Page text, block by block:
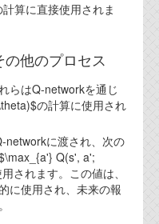
ジから
算に直接使用されま
他のプロセス
らはQ-networkを通じ
の計算に使用され
networkに渡され、次の
Q(s', a';
されます。この値は、
に使用され、未来の報